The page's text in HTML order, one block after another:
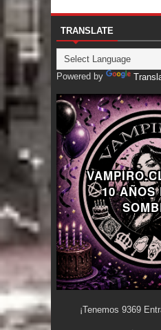
TRANSLATE
Powered by
10 AÑOS
¡Tenemos 9369